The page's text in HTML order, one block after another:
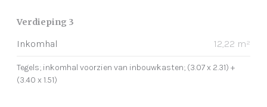
Verdieping 3
Inkomhal 12,22 m²
Tegels; inkomhal voorzien van inbouwkasten; (3.07 x 2.31) +
(3.40 x 1.51)